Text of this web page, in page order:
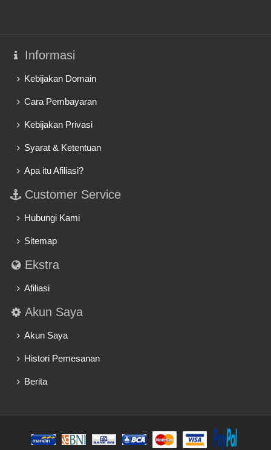
Informasi
Kebijakan Domain
Cara Pembayaran
Kebijakan Privasi
Syarat & Ketentuan
Apa itu Afiliasi?
Customer Service
Hubungi Kami
Sitemap
Ekstra
Afiliasi
Akun Saya
Akun Saya
Histori Pemesanan
Berita